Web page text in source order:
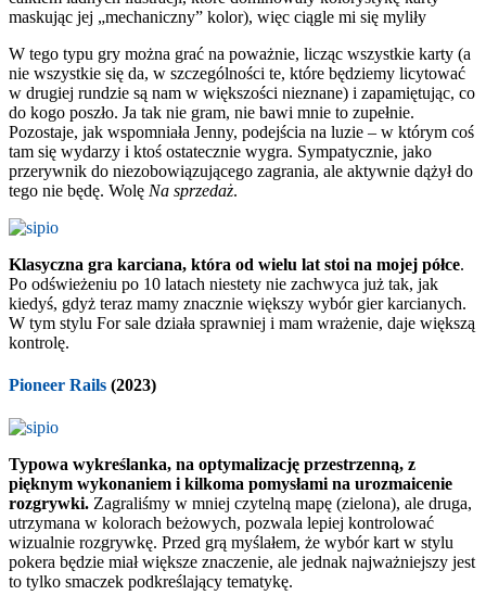
maskując jej „mechaniczny” kolor), więc ciągle mi się myliły
W tego typu gry można grać na poważnie, licząc wszystkie karty (a
nie wszystkie się da, w szczególności te, które będziemy licytować
w drugiej rundzie są nam w większości nieznane) i zapamiętując, co
do kogo poszło. Ja tak nie gram, nie bawi mnie to zupełnie.
Pozostaje, jak wspomniała Jenny, podejścia na luzie – w którym coś
tam się wydarzy i ktoś ostatecznie wygra. Sympatycznie, jako
przerywnik do niezobowiązującego zagrania, ale aktywnie dążył do
tego nie będę. Wolę Na sprzedaż.
Klasyczna gra karciana, która od wielu lat stoi na mojej półce.
Po odświeżeniu po 10 latach niestety nie zachwyca już tak, jak
kiedyś, gdyż teraz mamy znacznie większy wybór gier karcianych.
W tym stylu For sale działa sprawniej i mam wrażenie, daje większą
kontrolę.
Pioneer Rails (2023)
Typowa wykreślanka, na optymalizację przestrzenną, z
pięknym wykonaniem i kilkoma pomysłami na urozmaicenie
rozgrywki. Zagraliśmy w mniej czytelną mapę (zielona), ale druga,
utrzymana w kolorach beżowych, pozwala lepiej kontrolować
wizualnie rozgrywkę. Przed grą myślałem, że wybór kart w stylu
pokera będzie miał większe znaczenie, ale jednak najważniejszy jest
to tylko smaczek podkreślający tematykę.